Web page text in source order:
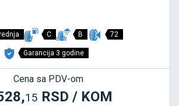
C B 72
Garancija 3 godine
Cena sa PDV-om
15 RSD / KOM